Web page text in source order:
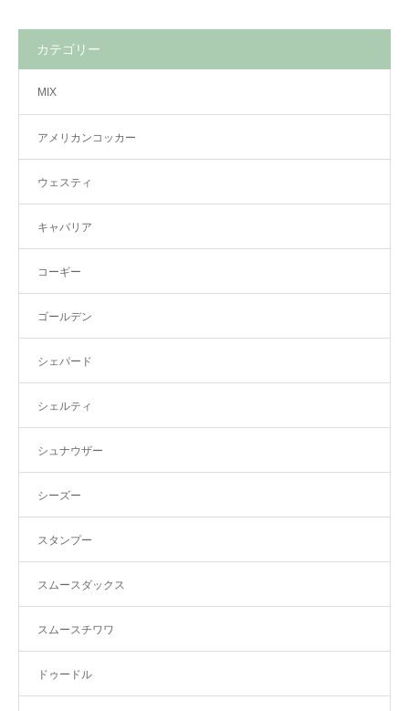
カテゴリー
MIX
アメリカンコッカー
ウェスティ
キャバリア
コーギー
ゴールデン
シェパード
シェルティ
シュナウザー
シーズー
スタンプー
スムースダックス
スムースチワワ
ドゥードル